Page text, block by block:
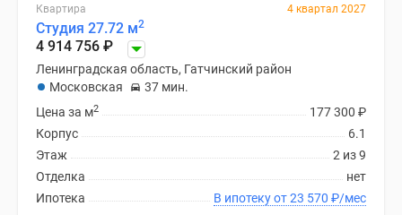
Квартира 4 квартал 2027
Студия 27.72 м2
4 914 756 ₽
Ленинградская область, Гатчинский район
Московская
37 мин.
177 300 ₽
Цена за м2
6.1
Корпус
2 из 9
Этаж
нет
Отделка
В ипотеку от 23 570 ₽/мес
Ипотека